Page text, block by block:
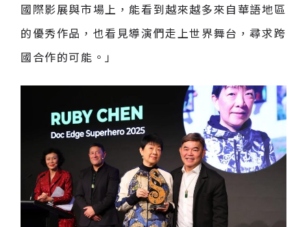
國際影展與市場上，能看到越來越多來自華語地區
的優秀作品，也看見導演們走上世界舞台，尋求跨
國合作的可能。」